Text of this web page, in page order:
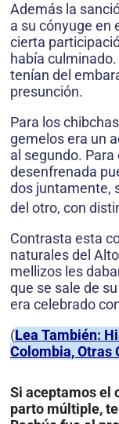
Además la
a su cónyuge en
cierta
había
tenían del
presunción.
Para los
gemelos era un
al segundo.
desenfrenada
dos juntamente,
del otro, con
Contrasta esta
naturales del
mellizos les
que se sale de
era celebrado
(Lea También:
Colombia, Otras
Si aceptamos el
parto múltiple,